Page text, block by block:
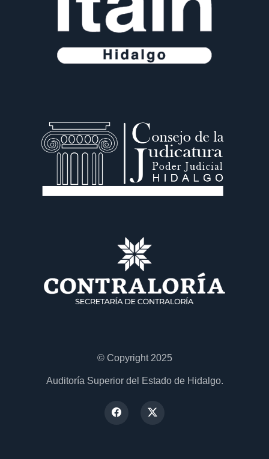
© Copyright 2025
Auditoría Superior del Estado de Hidalgo.